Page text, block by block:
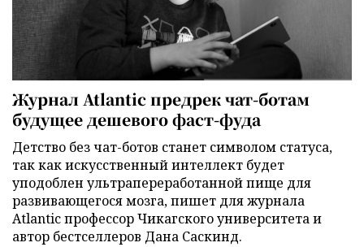
Журнал Atlantic предрек чат-ботам
будущее дешевого фаст-фуда
Детство без чат-ботов станет символом статуса,
так как искусственный интеллект будет
уподоблен ультрапереработанной пище для
развивающегося мозга, пишет для журнала
Atlantic профессор Чикагского университета и
автор бестселлеров Дана Саскинд.